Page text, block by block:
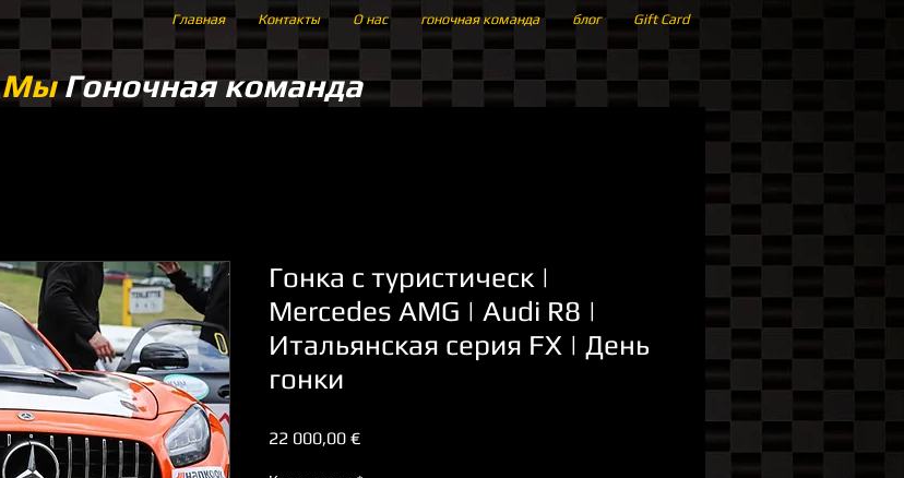
Главная Контакты О нас гоночная команда блог Gift Card
МыГоночная команда
Гонка с туристическ |
Mercedes AMG | Audi R8 |
Итальянская серия FX | День
гонки
22 000,00 €Цена